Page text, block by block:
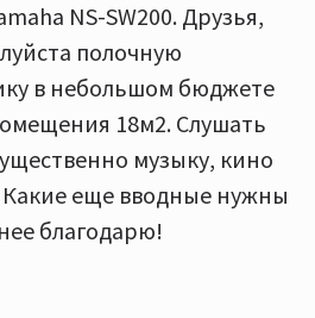
NS-SW200. Друзья,
полочную
в небольшом бюджете
18м2. Слушать
музыку, кино
Какие еще вводные нужны
благодарю!